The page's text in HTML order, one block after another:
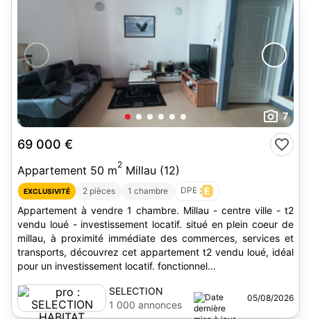
7
69 000 €
Appartement 50 m2 Millau (12)
EXCLUSIVITÉ 2 pièces 1 chambre DPE : E
Appartement à vendre 1 chambre. Millau - centre ville - t2
vendu loué - investissement locatif. situé en plein coeur de
millau, à proximité immédiate des commerces, services et
transports, découvrez cet appartement t2 vendu loué, idéal
pour un investissement locatif. fonctionnel...
SELECTION
HABITAT
1 000 annonces
05/08/2026